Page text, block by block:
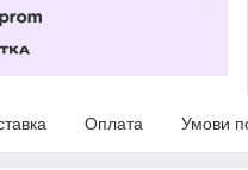
Оплата Умови